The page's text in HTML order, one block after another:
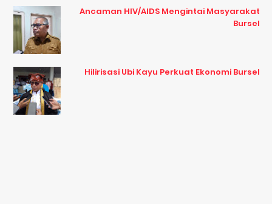
Ancaman HIV/AIDS Mengintai Masyarakat
Bursel
Hilirisasi Ubi Kayu Perkuat Ekonomi Bursel